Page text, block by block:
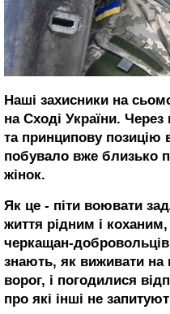
Наші захисники на
на Сході України.
та принципову позицію
побувало вже близько
жінок.
Як це - піти воювати
життя рідним і
черкащан-
знають, як виживати на
ворог, і погодилися
про які інші не